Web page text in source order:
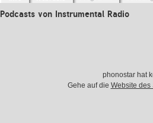
Podcasts von Instrumental Radio
phonostar hat
Gehe auf die Website des